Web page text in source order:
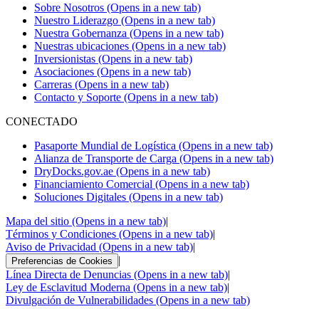
Sobre Nosotros (Opens in a new tab)
Nuestro Liderazgo (Opens in a new tab)
Nuestra Gobernanza (Opens in a new tab)
Nuestras ubicaciones (Opens in a new tab)
Inversionistas (Opens in a new tab)
Asociaciones (Opens in a new tab)
Carreras (Opens in a new tab)
Contacto y Soporte (Opens in a new tab)
CONECTADO
Pasaporte Mundial de Logística (Opens in a new tab)
Alianza de Transporte de Carga (Opens in a new tab)
DryDocks.gov.ae (Opens in a new tab)
Financiamiento Comercial (Opens in a new tab)
Soluciones Digitales (Opens in a new tab)
Mapa del sitio (Opens in a new tab)|
Términos y Condiciones (Opens in a new tab)|
Aviso de Privacidad (Opens in a new tab)|
Preferencias de Cookies
|
Línea Directa de Denuncias (Opens in a new tab)|
Ley de Esclavitud Moderna (Opens in a new tab)|
Divulgación de Vulnerabilidades (Opens in a new tab)